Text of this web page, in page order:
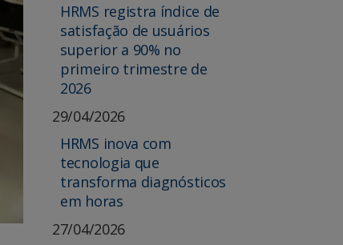
HRMS registra índice de
satisfação de usuários
superior a 90% no
primeiro trimestre de
2026
29/04/2026
HRMS inova com
tecnologia que
transforma diagnósticos
em horas
27/04/2026